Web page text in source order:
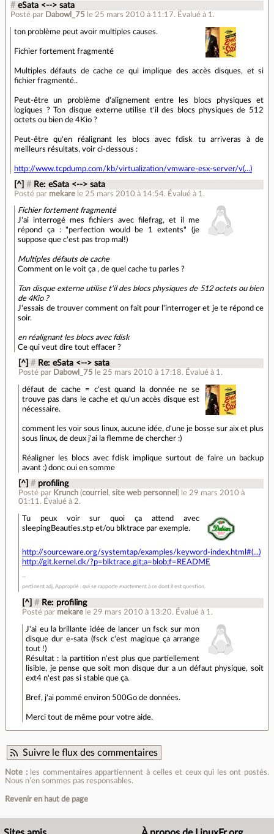
# eSata <--> sata
Posté par Dabowl_75 le 25 mars 2010 à 11:17. Évalué à 1 .
ton problème peut avoir multiples causes.
Fichier fortement fragmenté
Multiples défauts de cache ce qui implique des accès disques, et si
fichier fragmenté..
Peut-être un problème d'alignement entre les blocs physiques et
logiques ? Ton disque externe utilise t'il des blocs physiques de 512
octets ou bien de 4Kio ?
Peut-être qu'en réalignant les blocs avec fdisk tu arriveras à de
meilleurs résultats, voir ci-dessous :
http://www.tcpdump.com/kb/virtualization/vmware-esx-server/v(...)
[^] # Re: eSata <--> sata
Posté par mekare le 25 mars 2010 à 14:54. Évalué à 1 .
Fichier fortement fragmenté
J'ai interrogé mes fichiers avec filefrag, et il me
répond ça : "perfection would be 1 extents" (je
suppose que c'est pas trop mal!)
Multiples défauts de cache
Comment on le voit ça , de quel cache tu parles ?
Ton disque externe utilise t'il des blocs physiques de 512 octets ou bien
de 4Kio ?
J'essais de trouver comment on fait pour l'interroger et je te répond ce
soir.
en réalignant les blocs avec fdisk
Ce qui veut dire tout effacer ?
[^] # Re: eSata <--> sata
Posté par Dabowl_75 le 25 mars 2010 à 17:18.Évalué à 1.
défaut de cache = c'est quand la donnée ne se
trouve pas dans le cache et qu'un accès disque est
nécessaire.
comment les voir sous linux, aucune idée, d'une je bosse sur aix et plus
sous linux, de deux j'ai la flemme de chercher :)
Réaligner les blocs avec fdisk implique surtout de faire un backup
avant :) donc oui en somme
[^] # profiling
Posté par Krunch(courriel , site web personnel ) le 29 mars 2010 à
01:11 . Évalué à 2.
Tu peux voir sur quoi ça attend avec
sleepingBeauties.stp et/ou blktrace par exemple.
http://sourceware.org/systemtap/examples/keyword-index.html#(...)
http://git.kernel.dk/?p=blktrace.git;a=blob;f=README
pertinent adj. Approprié : qui se rapporte exactement à ce dont il est question.
[^] # Re: profiling
Posté par mekare le 29 mars 2010 à 13:20. Évalué à 1 .
J'ai eu la brillante idée de lancer un fsck sur mon
disque dur e-sata (fsck c'est magique ça arrange
tout !)
Résultat : la partition n'est plus que partiellement
lisible, je pense que soit mon disque dur a un défaut physique, soit
ext4 n'est pas si stable que ça.
Bref, j'ai pommé environ 500Go de données.
Merci tout de même pour votre aide.
Suivre le flux des commentaires
Note :les commentaires appartiennent à celles et ceux qui les ont postés.
Nous n’en sommes pas responsables.
Revenir en haut de page